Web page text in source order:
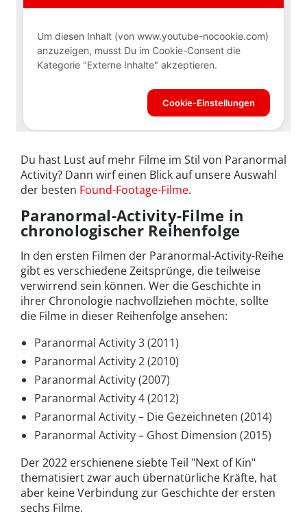
Du hast Lust auf mehr Filme im Stil von Paranormal
Activity? Dann wirf einen Blick auf unsere Auswahl
der besten Found-Footage-Filme.
Paranormal-Activity-Filme in
chronologischer Reihenfolge
In den ersten Filmen der Paranormal-Activity-Reihe
gibt es verschiedene Zeitsprünge, die teilweise
verwirrend sein können. Wer die Geschichte in
ihrer Chronologie nachvollziehen möchte, sollte
die Filme in dieser Reihenfolge ansehen:
Paranormal Activity 3 (2011)
Paranormal Activity 2 (2010)
Paranormal Activity (2007)
Paranormal Activity 4 (2012)
Paranormal Activity – Die Gezeichneten (2014)
Paranormal Activity – Ghost Dimension (2015)
Der 2022 erschienene siebte Teil "Next of Kin"
thematisiert zwar auch übernatürliche Kräfte, hat
aber keine Verbindung zur Geschichte der ersten
sechs Filme.